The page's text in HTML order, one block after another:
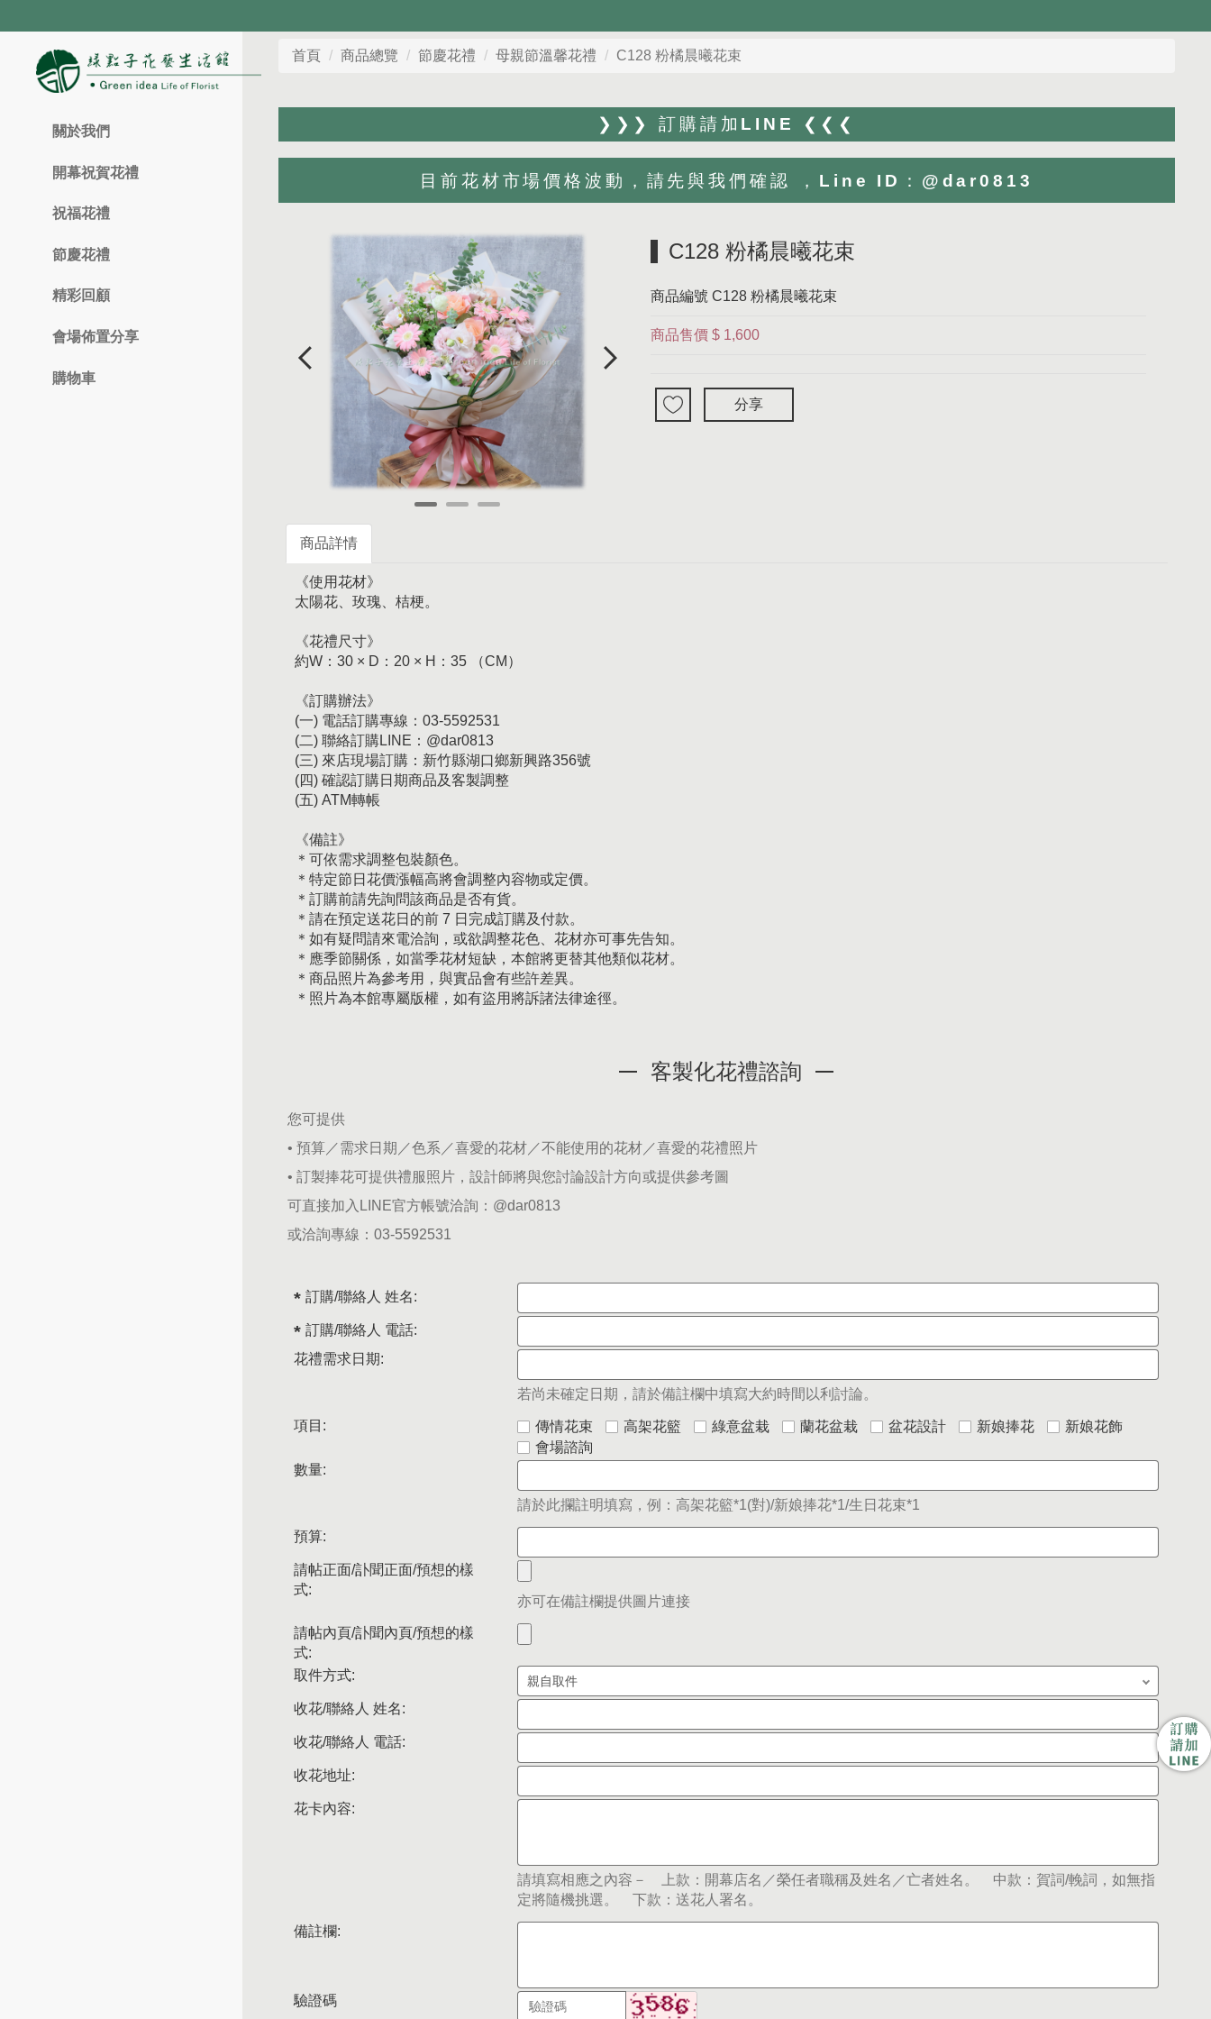
關於我們
開幕祝賀花禮
祝福花禮
節慶花禮
精彩回顧
會場佈置分享
購物車
首頁 商品總覽 節慶花禮 母親節溫馨花禮 C128 粉橘晨曦花束
❯❯❯ 訂購請加LINE ❮❮❮
目前花材市場價格波動，請先與我們確認 ，Line ID：@dar0813
C128 粉橘晨曦花束
商品編號 C128 粉橘晨曦花束
商品售價 $ 1,600
分享
商品詳情
《使用花材》
太陽花、玫瑰、桔梗。
《花禮尺寸》
約W：30 × D：20 × H：35 （CM）
《訂購辦法》
(一) 電話訂購專線：03-5592531
(二) 聯絡訂購LINE：@dar0813
(三) 來店現場訂購：新竹縣湖口鄉新興路356號
(四) 確認訂購日期商品及客製調整
(五) ATM轉帳
《備註》
＊可依需求調整包裝顏色。
＊特定節日花價漲幅高將會調整內容物或定價。
＊訂購前請先詢問該商品是否有貨。
＊請在預定送花日的前 7 日完成訂購及付款。
＊如有疑問請來電洽詢，或欲調整花色、花材亦可事先告知。
＊應季節關係，如當季花材短缺，本館將更替其他類似花材。
＊商品照片為參考用，與實品會有些許差異。
＊照片為本館專屬版權，如有盜用將訴諸法律途徑。
客製化花禮諮詢
您可提供
• 預算／需求日期／色系／喜愛的花材／不能使用的花材／喜愛的花禮照片
• 訂製捧花可提供禮服照片，設計師將與您討論設計方向或提供參考圖
可直接加入LINE官方帳號洽詢： @dar0813
或洽詢專線： 03-5592531
訂購/聯絡人 姓名:
訂購/聯絡人 電話:
花禮需求日期:
若尚未確定日期，請於備註欄中填寫大約時間以利討論。
項目: 傳情花束 高架花籃 綠意盆栽 蘭花盆栽 盆花設計 新娘捧花
新娘花飾
會場諮詢
數量:
請於此攔註明填寫，例：高架花籃*1(對)/新娘捧花*1/生日花束*1
預算:
請帖正面/訃聞正面/預想的樣
式:
亦可在備註欄提供圖片連接
請帖內頁/訃聞內頁/預想的樣
式:
取件方式:
收花/聯絡人 姓名:
收花/聯絡人 電話:
收花地址:
花卡內容:
請填寫相應之內容－ 上款：開幕店名／榮任者職稱及姓名／亡者姓名。 中款：賀詞/輓詞，如無指
定將隨機挑選。 下款：送花人署名。
備註欄:
驗證碼